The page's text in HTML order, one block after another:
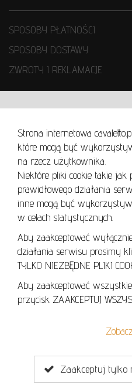
Strona internetowa
które mogą być
na rzecz użytkownika.
Niektóre pliki cookie takie
prawidłowego działania
inne mogą być
w celach statystycznych.
Aby zaakceptować
działania serwisu prosimy
TYLKO NIEZBĘDNE PLIKI
Aby zaakceptować
przycisk ZAAKCEPTUJ
Zaakceptuj tylko
SPOSOBY PŁATNOŚCI
SPOSOBY DOSTAWY
ZWROTY I REKLAMACJE
REGULAMIN
REGULAMIN AUKCJI
POLITYKA PRYWATNOŚCI
POLITYKA COOKIES
+48